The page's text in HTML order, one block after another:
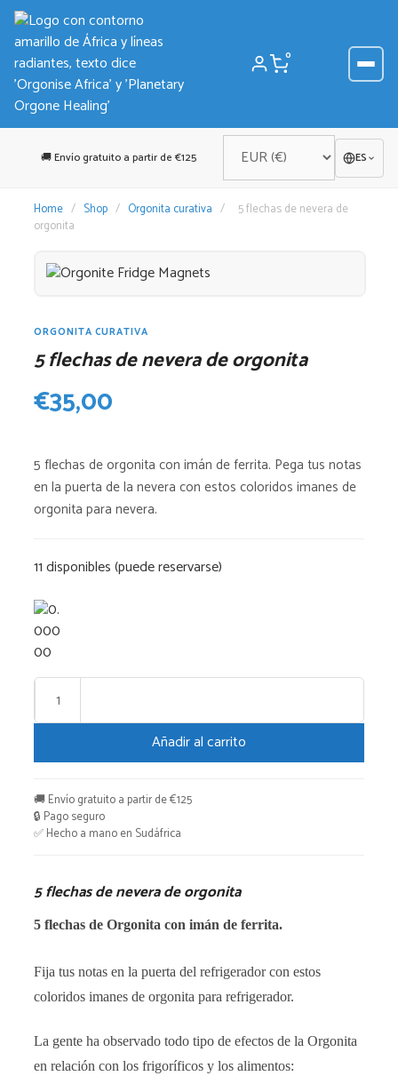
Saltar
contenido
0
🚚 Envío gratuito a partir de €125 ES
Home / Shop / Orgonita curativa /
5 flechas de nevera de
orgonita
ORGONITA CURATIVA
5 flechas de nevera de orgonita
€35,00
5 flechas de orgonita con imán de ferrita. Pega tus notas
en la puerta de la nevera con estos coloridos imanes de
orgonita para nevera.
11 disponibles (puede reservarse)
flechas
de
orgonita
cantidad
Añadir al carrito
🚚 Envío gratuito a partir de €125
🔒 Pago seguro
✅ Hecho a mano en Sudáfrica
5 flechas de nevera de orgonita
5 flechas de Orgonita con imán de ferrita.
Fija tus notas en la puerta del refrigerador con estos
coloridos imanes de orgonita para refrigerador.
La gente ha observado todo tipo de efectos de la Orgonita
en relación con los frigoríficos y los alimentos: